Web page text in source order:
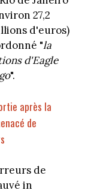
27,2
d'euros)
"la
d'Eagle
".
après la
de
de
in